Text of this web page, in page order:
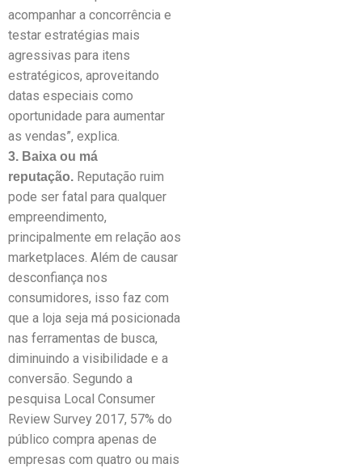
acompanhar a concorrência e
testar estratégias mais
agressivas para itens
estratégicos, aproveitando
datas especiais como
oportunidade para aumentar
as vendas”, explica.
3. Baixa ou má
reputação. Reputação ruim
pode ser fatal para qualquer
empreendimento,
principalmente em relação aos
marketplaces. Além de causar
desconfiança nos
consumidores, isso faz com
que a loja seja má posicionada
nas ferramentas de busca,
diminuindo a visibilidade e a
conversão. Segundo a
pesquisa Local Consumer
Review Survey 2017, 57% do
público compra apenas de
empresas com quatro ou mais